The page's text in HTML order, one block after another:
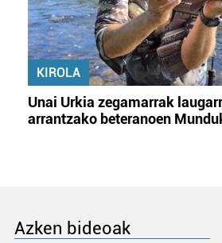
KIROLA
Unai Urkia zegamarrak
arrantzako beteranoen
Azken bideoak